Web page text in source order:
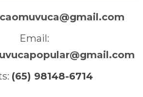
Email:
(65) 98148-6714